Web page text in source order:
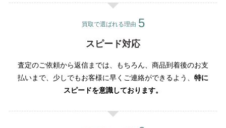
買取で選ばれる理由
スピード対応
査定のご依頼から返信までは、もちろん、商品到着後のお支
払いまで、少しでもお客様に早くご連絡ができるよう、 特に
スピードを意識しております。